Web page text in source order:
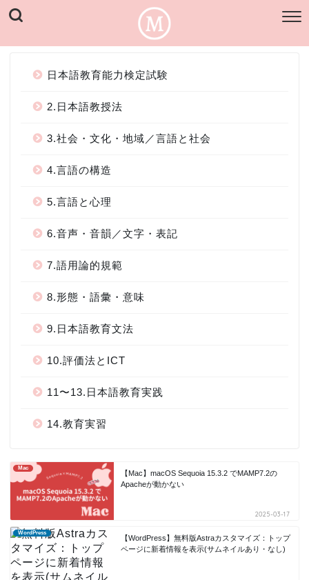
日本語教育能力検定試験
2.日本語教授法
3.社会・文化・地域／言語と社会
4.言語の構造
5.言語と心理
6.音声・音韻／文字・表記
7.語用論的規範
8.形態・語彙・意味
9.日本語教育文法
10.評価法とICT
11〜13.日本語教育実践
14.教育実習
Mac
【Mac】macOS Sequoia 15.3.2 でMAMP7.2の
Apacheが動かない
2025-03-17
WordPress
【WordPress】無料版Astraカスタマイズ：トップ
ページに新着情報を表示(サムネイルあり・なし)